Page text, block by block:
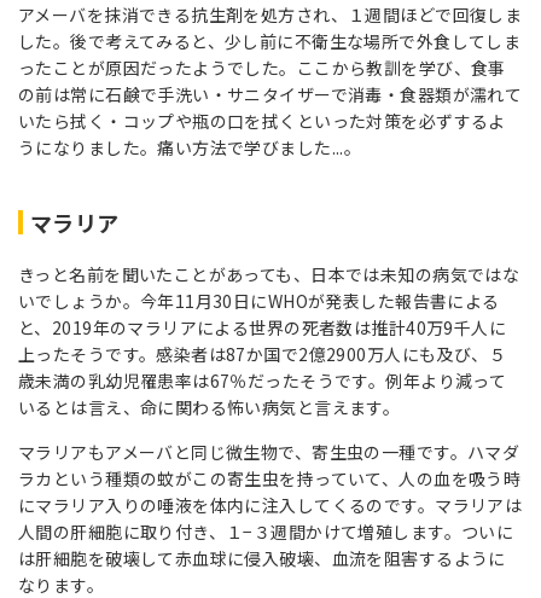
アメーバを抹消できる抗生剤を処方され、１週間ほどで回復しま
した。後で考えてみると、少し前に不衛生な場所で外食してしま
ったことが原因だったようでした。ここから教訓を学び、食事
の前は常に石鹸で手洗い・サニタイザーで消毒・食器類が濡れて
いたら拭く・コップや瓶の口を拭くといった対策を必ずするよ
うになりました。痛い方法で学びました...。
マラリア
きっと名前を聞いたことがあっても、日本では未知の病気ではな
いでしょうか。今年11月30日にWHOが発表した報告書による
と、2019年のマラリアによる世界の死者数は推計40万9千人に
上ったそうです。感染者は87か国で2億2900万人にも及び、５
歳未満の乳幼児罹患率は67％だったそうです。例年より減って
いるとは言え、命に関わる怖い病気と言えます。
マラリアもアメーバと同じ微生物で、寄生虫の一種です。ハマダ
ラカという種類の蚊がこの寄生虫を持っていて、人の血を吸う時
にマラリア入りの唾液を体内に注入してくるのです。マラリアは
人間の肝細胞に取り付き、１−３週間かけて増殖します。ついに
は肝細胞を破壊して赤血球に侵入破壊、血流を阻害するように
なります。